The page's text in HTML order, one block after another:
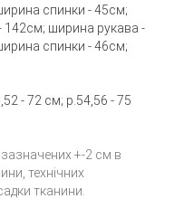
спинки - 45см;
ширина рукава -
спинки - 46см;
- 72 см; р.54,56 - 75
+-2 см в
технічних
тканини.